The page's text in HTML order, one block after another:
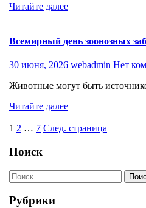
Читайте далее
Всемирный день зоонозных
30 июня, 2026 webadmin Нет
Животные могут быть
Читайте далее
Пагинация
записей
Страница
1 Страница
2 … Страница
7 След. страница
Поиск
Рубрики